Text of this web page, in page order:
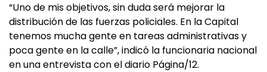
“Uno de mis objetivos, sin duda será mejorar la
distribución de las fuerzas policiales. En la Capital
tenemos mucha gente en tareas administrativas y
poca gente en la calle”, indicó la funcionaria nacional
en una entrevista con el diario Página/12.